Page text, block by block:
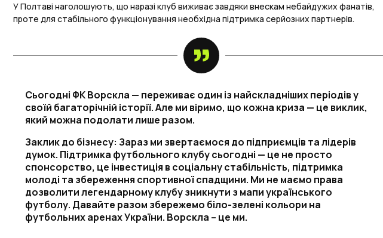
У Полтаві наголошують, що наразі клуб виживає завдяки внескам небайдужих фанатів,
проте для стабільного функціонування необхідна підтримка серйозних партнерів.
Сьогодні ФК Ворскла — переживає один із найскладніших періодів у
своїй багаторічній історії. Але ми віримо, що кожна криза — це виклик,
який можна подолати лише разом.
Заклик до бізнесу: Зараз ми звертаємося до підприємців та лідерів
думок. Підтримка футбольного клубу сьогодні — це не просто
спонсорство, це інвестиція в соціальну стабільність, підтримка
молоді та збереження спортивної спадщини. Ми не маємо права
дозволити легендарному клубу зникнути з мапи українського
футболу. Давайте разом збережемо біло-зелені кольори на
футбольних аренах України. Ворскла – це ми.